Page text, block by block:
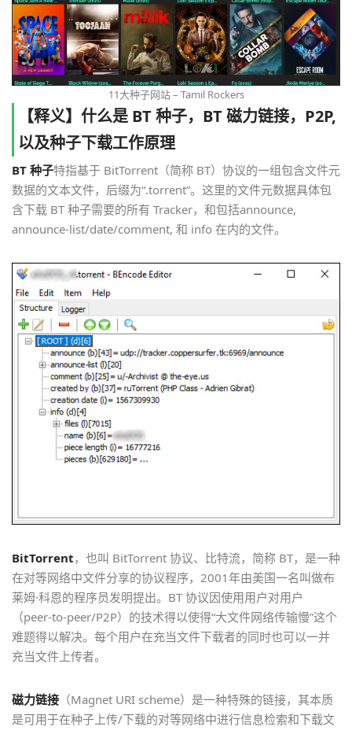
11大种子网站 – Tamil Rockers
【释义】什么是 BT 种子，BT 磁力链接，P2P,
以及种子下载工作原理
BT 种子特指基于 BitTorrent（简称 BT）协议的一组包含文件元
数据的文本文件，后缀为“.torrent”。这里的文件元数据具体包
含下载 BT 种子需要的所有 Tracker，和包括announce,
announce-list/date/comment, 和 info 在内的文件。
BitTorrent，也叫 BitTorrent 协议、比特流，简称 BT，是一种
在对等网络中文件分享的协议程序，2001年由美国一名叫做布
莱姆·科恩的程序员发明提出。BT 协议因使用用户对用户
（peer-to-peer/P2P）的技术得以使得“大文件网络传输慢”这个
难题得以解决。每个用户在充当文件下载者的同时也可以一并
充当文件上传者。
磁力链接 （Magnet URI scheme）是一种特殊的链接，其本质
是可用于在种子上传/下载的对等网络中进行信息检索和下载文